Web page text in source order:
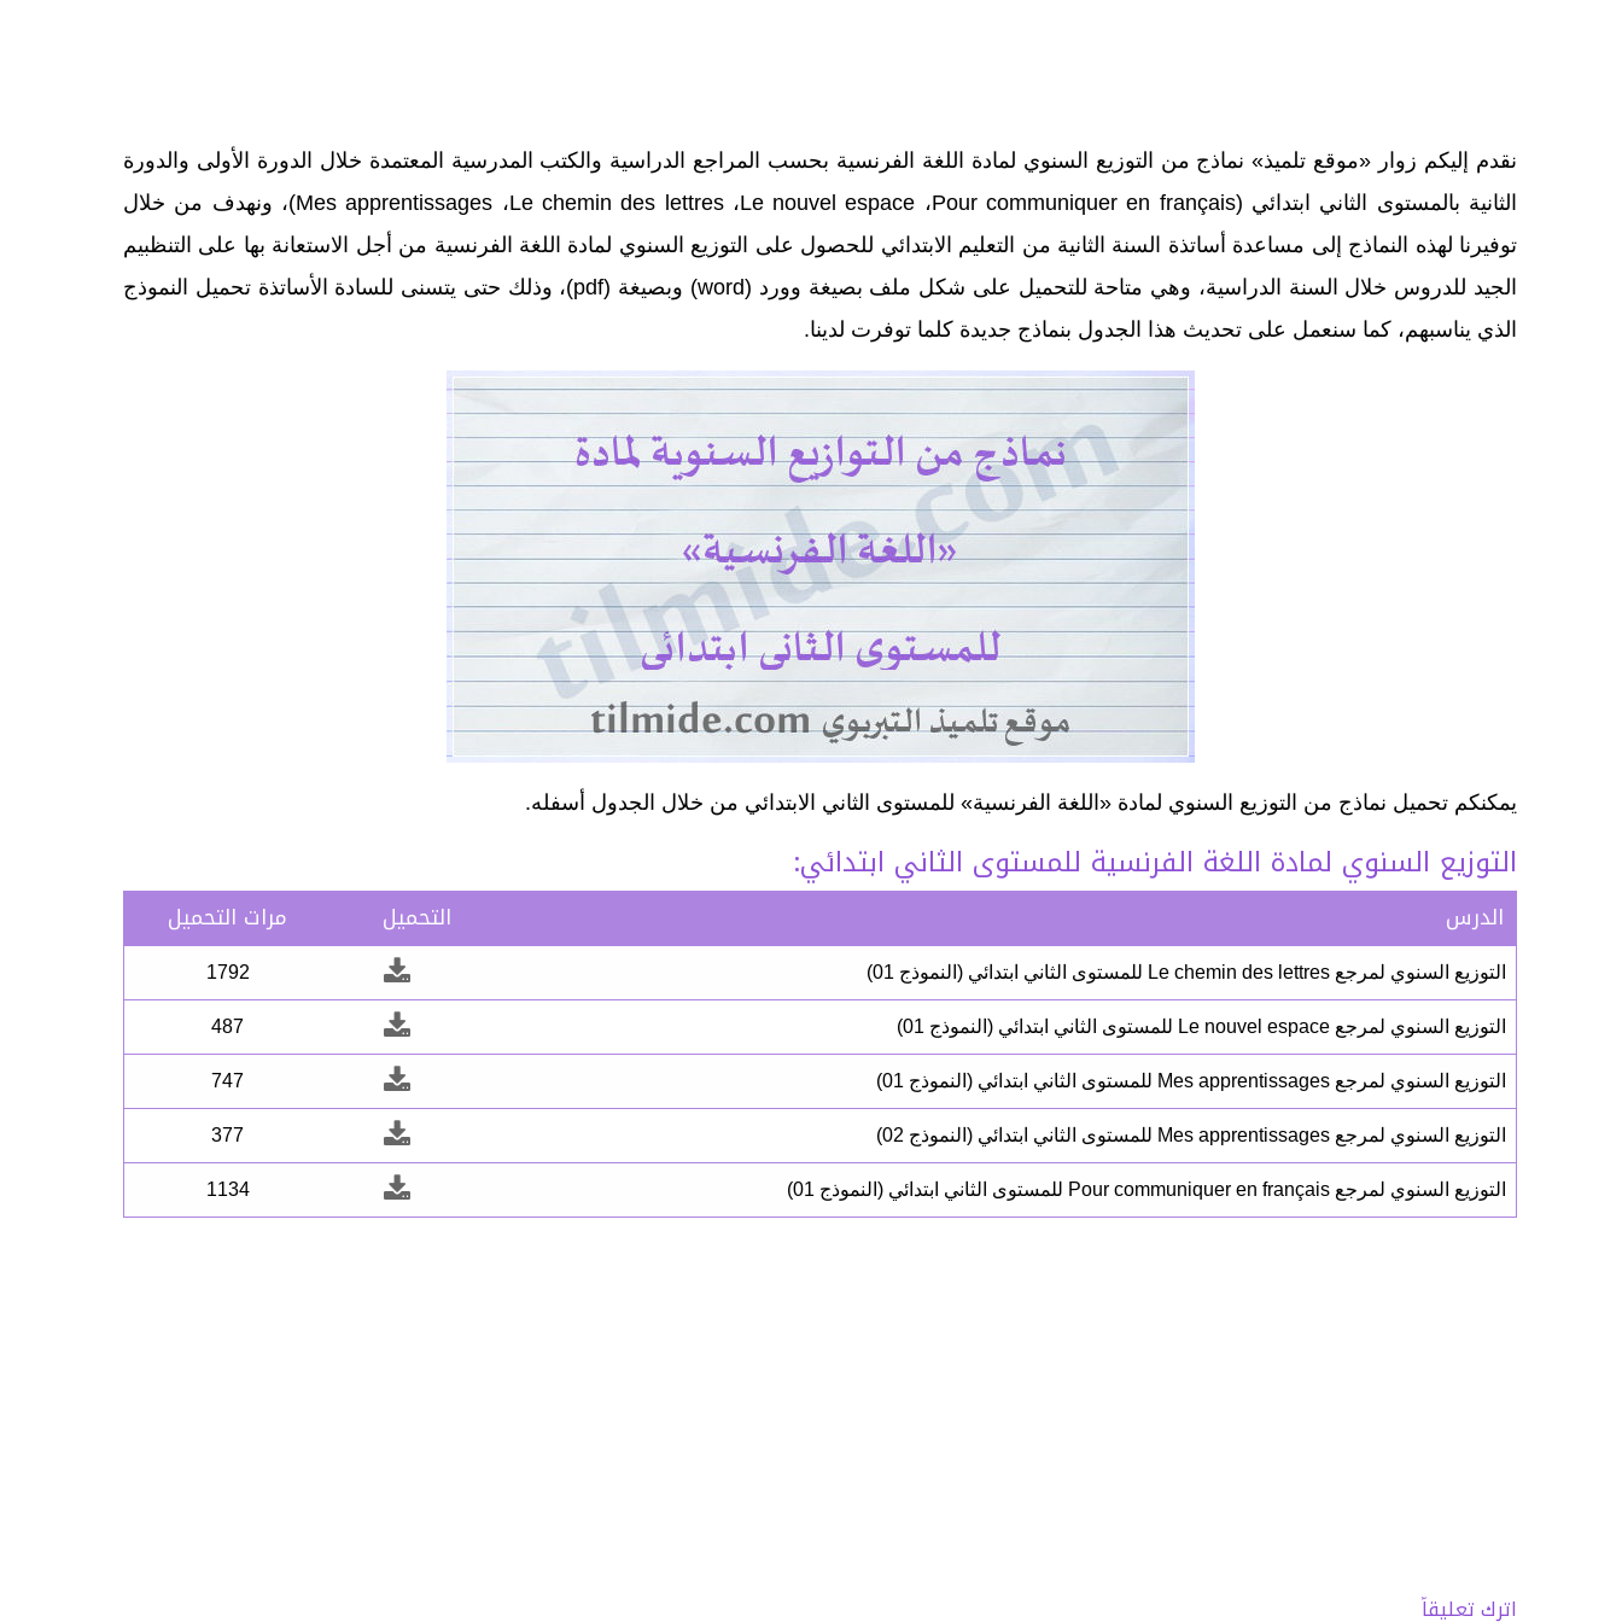
نقدم إليكم زوار «موقع تلميذ» نماذج من التوزيع السنوي لمادة اللغة الفرنسية بحسب المراجع الدراسية والكتب المدرسية المعتمدة خلال الدورة الأولى والدورة
الثانية بالمستوى الثاني ابتدائي (Mes apprentissages ،Le chemin des lettres ،Le nouvel espace ،Pour communiquer en français)، ونهدف من خلال
توفيرنا لهذه النماذج إلى مساعدة أساتذة السنة الثانية من التعليم الابتدائي للحصول على التوزيع السنوي لمادة اللغة الفرنسية من أجل الاستعانة بها على التنظبيم
الجيد للدروس خلال السنة الدراسية، وهي متاحة للتحميل على شكل ملف بصيغة وورد (word) وبصيغة (pdf)، وذلك حتى يتسنى للسادة الأساتذة تحميل النموذج
الذي يناسبهم، كما سنعمل على تحديث هذا الجدول بنماذج جديدة كلما توفرت لدينا.
يمكنكم تحميل نماذج من التوزيع السنوي لمادة «اللغة الفرنسية» للمستوى الثاني الابتدائي من خلال الجدول أسفله.
التوزيع السنوي لمادة اللغة الفرنسية للمستوى الثاني ابتدائي:
الدرس التحميل مرات التحميل
التوزيع السنوي لمرجع Le chemin des lettres للمستوى الثاني ابتدائي (النموذج 01) 1792
التوزيع السنوي لمرجع Le nouvel espace للمستوى الثاني ابتدائي (النموذج 01) 487
التوزيع السنوي لمرجع Mes apprentissages للمستوى الثاني ابتدائي (النموذج 01) 747
التوزيع السنوي لمرجع Mes apprentissages للمستوى الثاني ابتدائي (النموذج 02) 377
التوزيع السنوي لمرجع Pour communiquer en français للمستوى الثاني ابتدائي (النموذج 01) 1134
اترك تعليقاً